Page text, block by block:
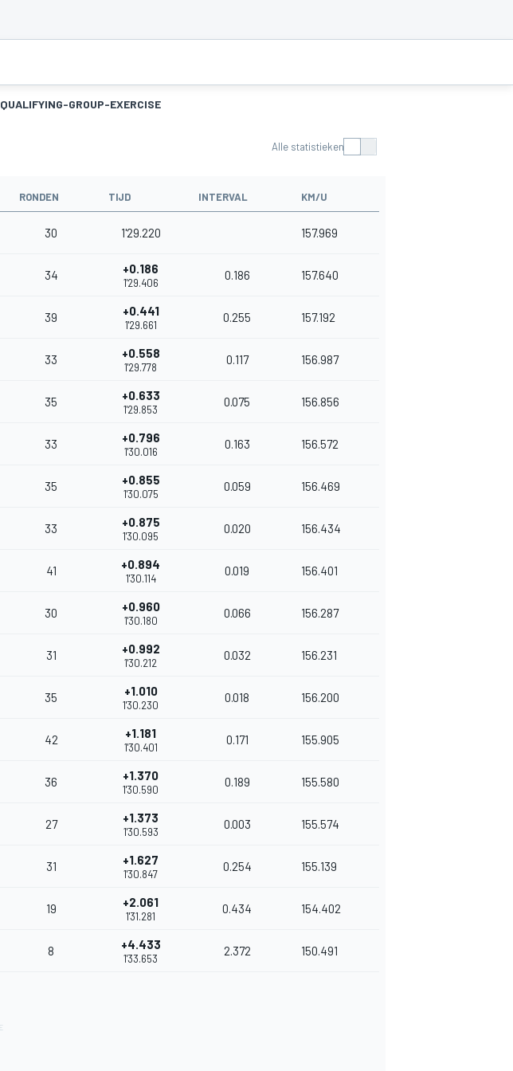
QUALIFYING-GROUP-EXERCISE
Alle statistieken
RONDEN TIJD INTERVAL KM/U
30 1'29.220 157.969
34 +0.186
1'29.406
0.186 157.640
39 +0.441
1'29.661
0.255 157.192
33 +0.558
1'29.778
0.117 156.987
35 +0.633
1'29.853
0.075 156.856
33 +0.796
1'30.016
0.163 156.572
35 +0.855
1'30.075
0.059 156.469
33 +0.875
1'30.095
0.020 156.434
41 +0.894
1'30.114
0.019 156.401
30 +0.960
1'30.180
0.066 156.287
31 +0.992
1'30.212
0.032 156.231
35 +1.010
1'30.230
0.018 156.200
42 +1.181
1'30.401
0.171 155.905
36 +1.370
1'30.590
0.189 155.580
27 +1.373
1'30.593
0.003 155.574
31 +1.627
1'30.847
0.254 155.139
19 +2.061
1'31.281
0.434 154.402
8 +4.433
1'33.653
2.372 150.491